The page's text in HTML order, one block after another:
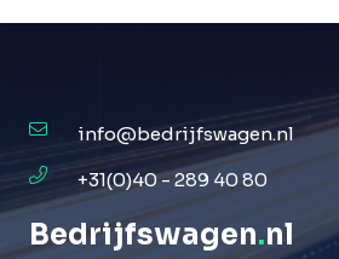
info@bedrijfswagen.nl
+31(0)40 - 289 40 80
Bedrijfswagen.nl